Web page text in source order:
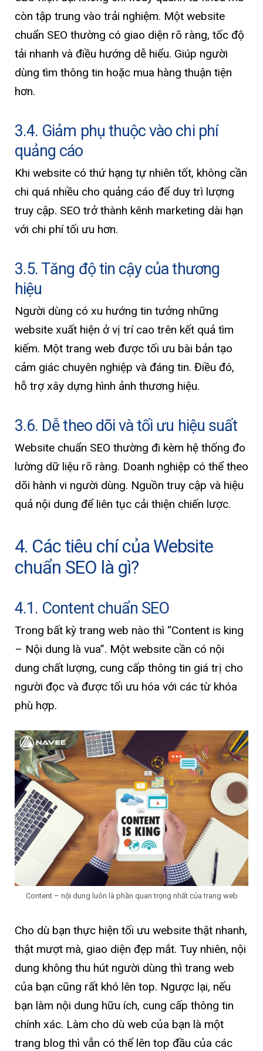
còn tập trung vào trải nghiệm. Một website
chuẩn SEO thường có giao diện rõ ràng, tốc độ
tải nhanh và điều hướng dễ hiểu. Giúp người
dùng tìm thông tin hoặc mua hàng thuận tiện
hơn.
3.4. Giảm phụ thuộc vào chi phí
quảng cáo
Khi website có thứ hạng tự nhiên tốt, không cần
chi quá nhiều cho quảng cáo để duy trì lượng
truy cập. SEO trở thành kênh marketing dài hạn
với chi phí tối ưu hơn.
3.5. Tăng độ tin cậy của thương
hiệu
Người dùng có xu hướng tin tưởng những
website xuất hiện ở vị trí cao trên kết quả tìm
kiếm. Một trang web được tối ưu bài bản tạo
cảm giác chuyên nghiệp và đáng tin. Điều đó,
hỗ trợ xây dựng hình ảnh thương hiệu.
3.6. Dễ theo dõi và tối ưu hiệu suất
Website chuẩn SEO thường đi kèm hệ thống đo
lường dữ liệu rõ ràng. Doanh nghiệp có thể theo
dõi hành vi người dùng. Nguồn truy cập và hiệu
quả nội dung để liên tục cải thiện chiến lược.
4. Các tiêu chí của Website
chuẩn SEO là gì?
4.1. Content chuẩn SEO
Trong bất kỳ trang web nào thì “Content is king
– Nội dung là vua”. Một website cần có nội
dung chất lượng, cung cấp thông tin giá trị cho
người đọc và được tối ưu hóa với các từ khóa
phù hợp.
Content – nội dung luôn là phần quan trọng nhất của trang web
Cho dù bạn thực hiện tối ưu website thật nhanh,
thật mượt mà, giao diện đẹp mắt. Tuy nhiên, nội
dung không thu hút người dùng thì trang web
của bạn cũng rất khó lên top. Ngược lại, nếu
bạn làm nội dung hữu ích, cung cấp thông tin
chính xác. Làm cho dù web của bạn là một
trang blog thì vẫn có thể lên top đầu của các